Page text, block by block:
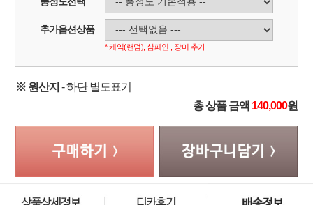
추가옵션상품
* 케익(랜덤), 샴페인 , 장미 추가
※ 원산지 - 하단 별도표기
총 상품 금액 140,000원